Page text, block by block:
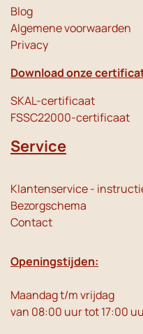
Blog
Algemene voorwaarden
Privacy
Download onze
SKAL-certificaat
FSSC22000-certificaat
Service
Klantenservice -
Bezorgschema
Contact
Openingstijden:
Maandag t/m vrijdag
van 08:00 uur tot 17:00